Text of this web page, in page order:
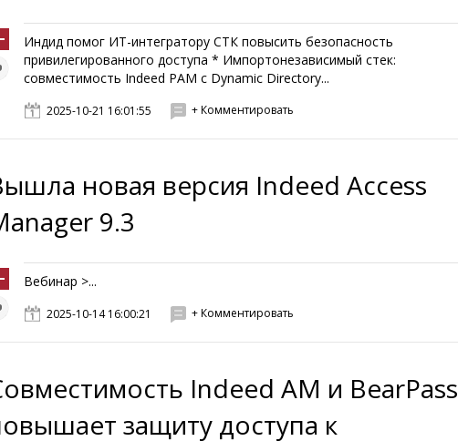
Индид помог ИТ-интегратору СТК повысить безопасность
привилегированного доступа * Импортонезависимый стек:
совместимость Indeed PAM с Dynamic Directory...
2025-10-21 16:01:55 + Комментировать
новая версия Indeed Access
9.3
Вебинар >...
2025-10-14 16:00:21 + Комментировать
Indeed AM и BearPass
защиту доступа к